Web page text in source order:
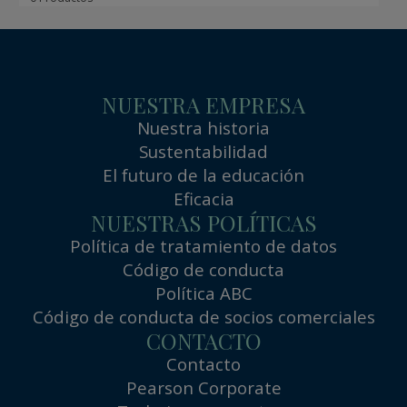
NUESTRA EMPRESA
Nuestra historia
Sustentabilidad
El futuro de la educación
Eficacia
NUESTRAS POLÍTICAS
Política de tratamiento de datos
Código de conducta
Política ABC
Código de conducta de socios comerciales
CONTACTO
Contacto
Pearson Corporate